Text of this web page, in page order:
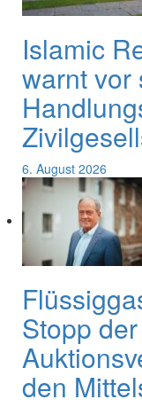
Islamic
warnt vor
6. August 2026
Stopp
den